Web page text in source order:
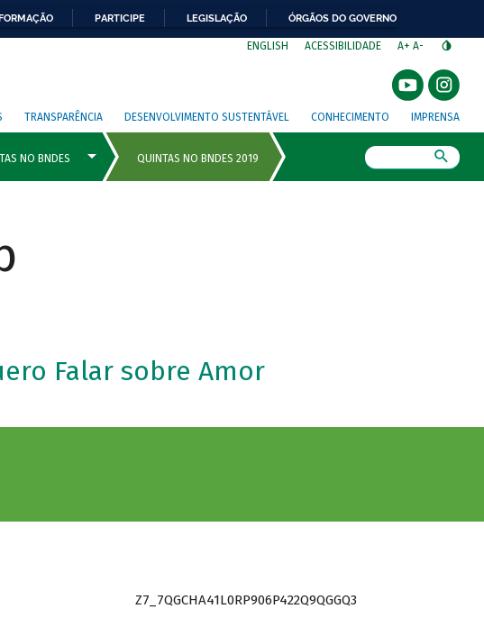
PARTICIPE LEGISLAÇÃO ÓRGÃOS DO GOVERNO
ENGLISH ACESSIBILIDADE A+ A-
TRANSPARÊNCIA DESENVOLVIMENTO SUSTENTÁVEL CONHECIMENTO IMPRENSA
Falar sobre Amor
Z7_7QGCHA41L0RP906P422Q9QGGQ3